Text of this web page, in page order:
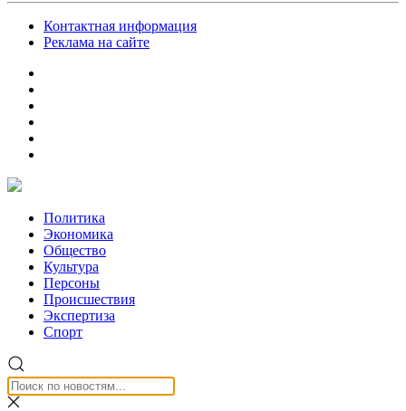
Контактная информация
Реклама на сайте
Политика
Экономика
Общество
Культура
Персоны
Происшествия
Экспертиза
Спорт